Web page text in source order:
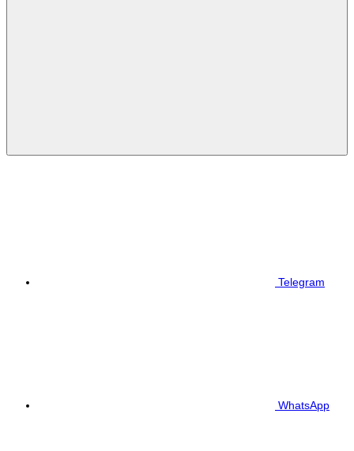
Telegram
WhatsApp